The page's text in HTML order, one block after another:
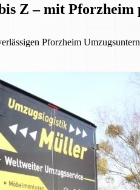
Z – mit
Pforzheim